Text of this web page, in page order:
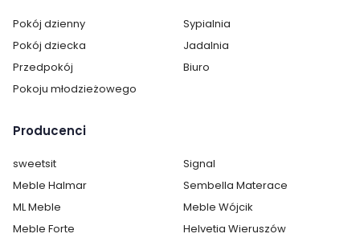
Pokój dzienny
Sypialnia
Pokój dziecka
Jadalnia
Przedpokój
Biuro
Pokoju młodzieżowego
Producenci
sweetsit
Signal
Meble Halmar
Sembella Materace
ML Meble
Meble Wójcik
Meble Forte
Helvetia Wieruszów